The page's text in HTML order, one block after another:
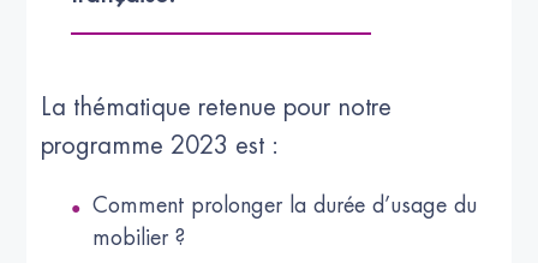
La thématique retenue pour notre
programme 2023 est :
Comment prolonger la durée d’usage du
mobilier ?